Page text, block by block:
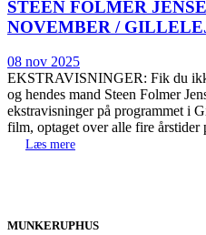
STEEN FOLMER
NOVEMBER /
08 nov 2025
EKSTRAVISNINGER: Fik du
og hendes mand Steen Folmer
ekstravisninger på programmet i
film, optaget over alle fire årstider
Læs mere
MUNKERUPHUS